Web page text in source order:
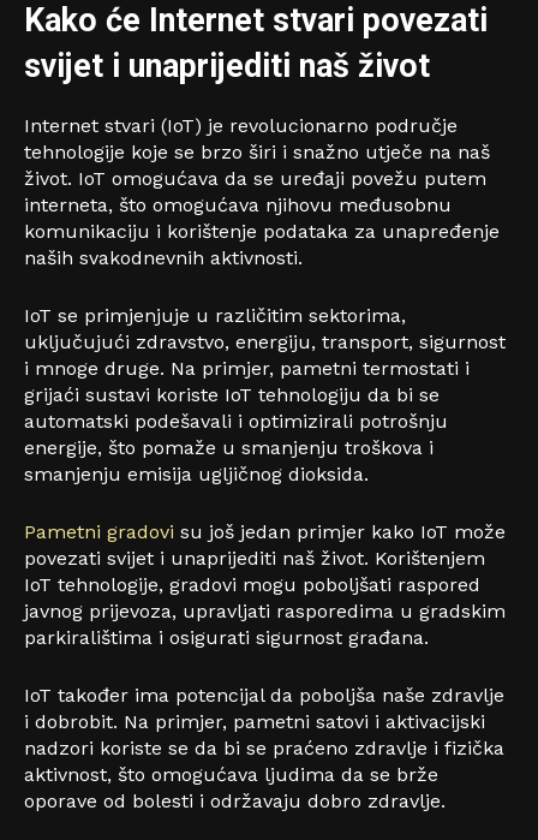
Kako će Internet stvari povezati
svijet i unaprijediti naš život
Internet stvari (IoT) je revolucionarno područje
tehnologije koje se brzo širi i snažno utječe na naš
život. IoT omogućava da se uređaji povežu putem
interneta, što omogućava njihovu međusobnu
komunikaciju i korištenje podataka za unapređenje
naših svakodnevnih aktivnosti.
IoT se primjenjuje u različitim sektorima,
uključujući zdravstvo, energiju, transport, sigurnost
i mnoge druge. Na primjer, pametni termostati i
grijaći sustavi koriste IoT tehnologiju da bi se
automatski podešavali i optimizirali potrošnju
energije, što pomaže u smanjenju troškova i
smanjenju emisija ugljičnog dioksida.
Pametni gradovi su još jedan primjer kako IoT može
povezati svijet i unaprijediti naš život. Korištenjem
IoT tehnologije, gradovi mogu poboljšati raspored
javnog prijevoza, upravljati rasporedima u gradskim
parkiralištima i osigurati sigurnost građana.
IoT također ima potencijal da poboljša naše zdravlje
i dobrobit. Na primjer, pametni satovi i aktivacijski
nadzori koriste se da bi se praćeno zdravlje i fizička
aktivnost, što omogućava ljudima da se brže
oporave od bolesti i održavaju dobro zdravlje.